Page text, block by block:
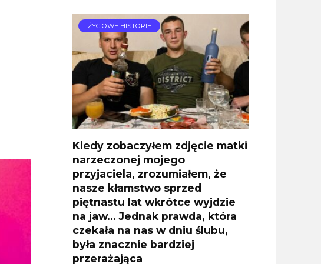
ŻYCIOWE HISTORIE
Kiedy zobaczyłem zdjęcie matki
narzeczonej mojego
przyjaciela, zrozumiałem, że
nasze kłamstwo sprzed
piętnastu lat wkrótce wyjdzie
na jaw… Jednak prawda, która
czekała na nas w dniu ślubu,
była znacznie bardziej
przerażająca